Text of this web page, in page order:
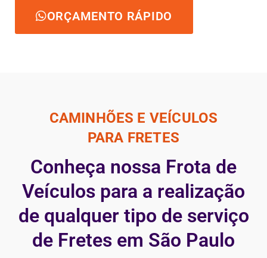
ORÇAMENTO RÁPIDO
CAMINHÕES E VEÍCULOS
PARA FRETES
Conheça nossa Frota de
Veículos para a realização
de qualquer tipo de serviço
de Fretes em São Paulo